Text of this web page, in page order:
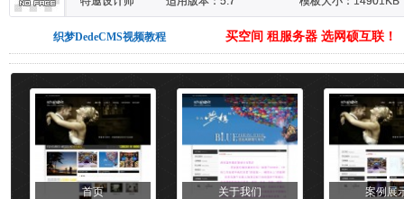
织梦DedeCMS视频教程 买空间 租服务器 选网硕互联！
首页 关于我们 案例展